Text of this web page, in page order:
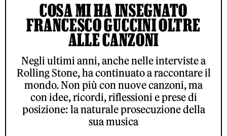
COSA MI HA INSEGNATO
FRANCESCO GUCCINI OLTRE
ALLE CANZONI
Negli ultimi anni, anche nelle interviste a
Rolling Stone, ha continuato a raccontare il
mondo. Non più con nuove canzoni, ma
con idee, ricordi, riflessioni e prese di
posizione: la naturale prosecuzione della
sua musica